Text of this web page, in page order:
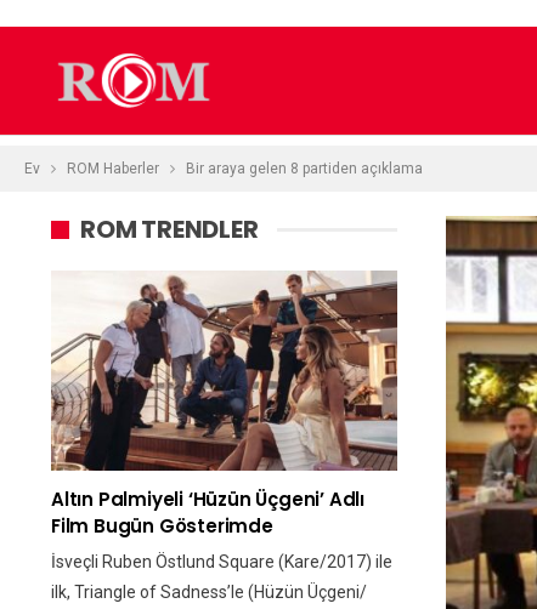
Ev ROM Haberler Bir araya gelen 8 partiden açıklama
ROM TRENDLER
Altın Palmiyeli ‘Hüzün Üçgeni’ Adlı
Film Bugün Gösterimde
İsveçli Ruben Östlund Square (Kare/2017) ile
ilk, Triangle of Sadness’le (Hüzün Üçgeni/